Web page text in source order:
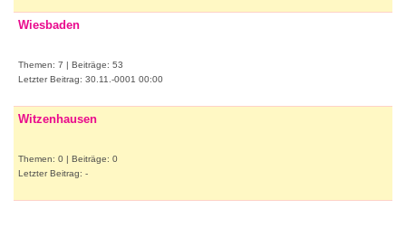
Wiesbaden
Themen: 7 | Beiträge: 53
Letzter Beitrag: 30.11.-0001 00:00
Witzenhausen
Themen: 0 | Beiträge: 0
Letzter Beitrag: -